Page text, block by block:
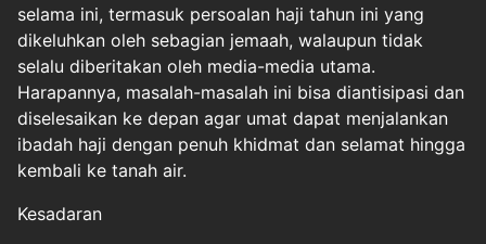
selama ini, termasuk persoalan haji tahun ini yang
dikeluhkan oleh sebagian jemaah, walaupun tidak
selalu diberitakan oleh media-media utama.
Harapannya, masalah-masalah ini bisa diantisipasi dan
diselesaikan ke depan agar umat dapat menjalankan
ibadah haji dengan penuh khidmat dan selamat hingga
kembali ke tanah air.
Kesadaran